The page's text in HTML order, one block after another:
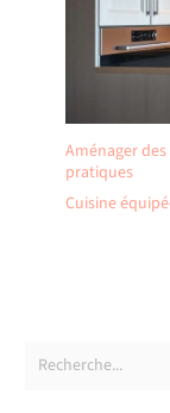
Aménager
pratiques
Cuisine